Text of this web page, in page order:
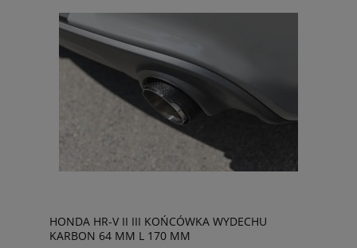
HONDA HR-V II III KOŃCÓWKA WYDECHU
KARBON 64 MM L 170 MM